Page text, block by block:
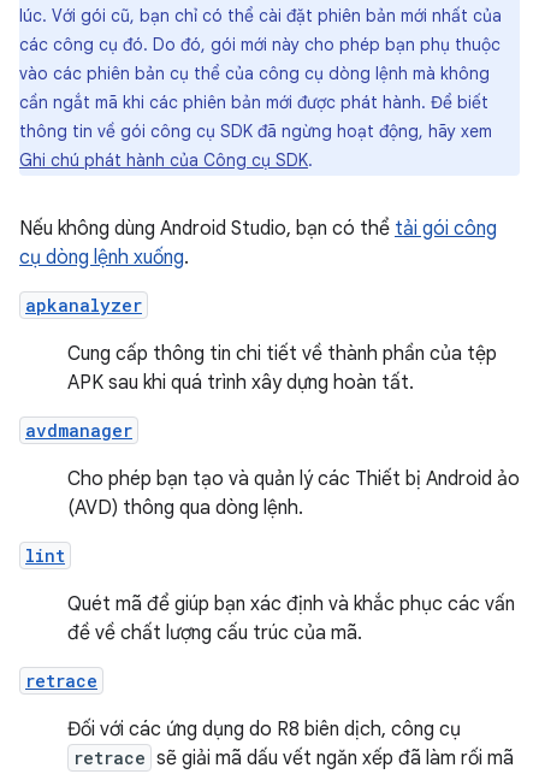
lúc. Với gói cũ, bạn chỉ có thể cài đặt phiên bản mới nhất của
các công cụ đó. Do đó, gói mới này cho phép bạn phụ thuộc
vào các phiên bản cụ thể của công cụ dòng lệnh mà không
cần ngắt mã khi các phiên bản mới được phát hành. Để biết
thông tin về gói công cụ SDK đã ngừng hoạt động, hãy xem
Ghi chú phát hành của Công cụ SDK.
Nếu không dùng Android Studio, bạn có thể tải gói công
cụ dòng lệnh xuống.
apkanalyzer
Cung cấp thông tin chi tiết về thành phần của tệp
APK sau khi quá trình xây dựng hoàn tất.
avdmanager
Cho phép bạn tạo và quản lý các Thiết bị Android ảo
(AVD) thông qua dòng lệnh.
lint
Quét mã để giúp bạn xác định và khắc phục các vấn
đề về chất lượng cấu trúc của mã.
retrace
Đối với các ứng dụng do R8 biên dịch, công cụ
retrace sẽ giải mã dấu vết ngăn xếp đã làm rối mã